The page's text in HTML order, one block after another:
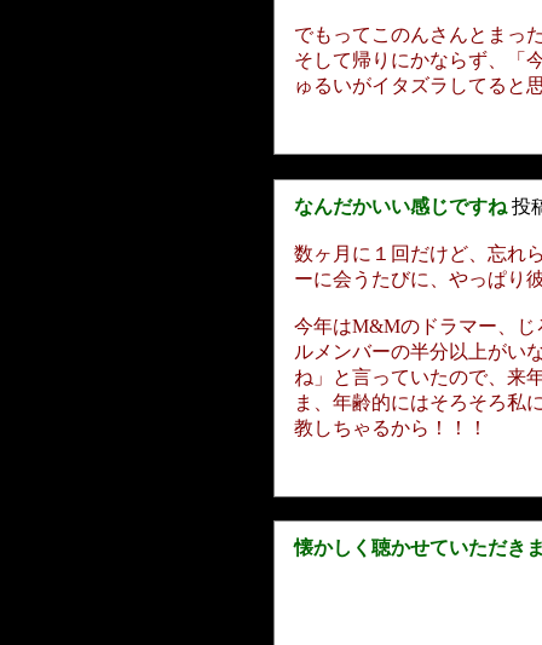
でもってこのんさんとまっ
そして帰りにかならず、「
ゅるいがイタズラしてると
なんだかいい感じですね投
数ヶ月に１回だけど、忘れ
ーに会うたびに、やっぱり
今年はM&Mのドラマー、
ルメンバーの半分以上がい
ね」と言っていたので、来
ま、年齢的にはそろそろ私
教しちゃるから！！！
懐かしく聴かせていただき